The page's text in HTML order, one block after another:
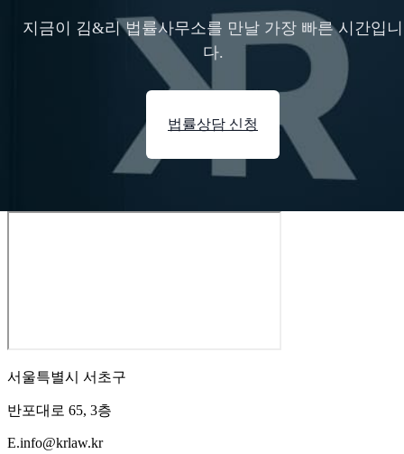
지금이 김&리 법률사무소를 만날 가장 빠른 시간입니
다.
법률상담 신청
서울특별시 서초구
반포대로 65, 3층
E.info@krlaw.kr